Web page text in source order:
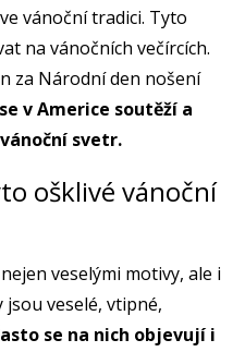
vánoční tradici. Tyto
na vánočních večírcích.
za Národní den nošení
v Americe soutěží a
svetr.
ošklivé vánoční
veselými motivy, ale i
veselé, vtipné,
se na nich objevují i